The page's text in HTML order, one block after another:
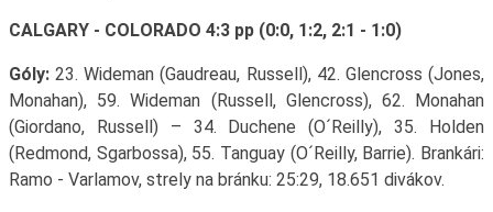
CALGARY - COLORADO 4:3 pp (0:0, 1:2, 2:1 - 1:0)
Góly:23. Wideman (Gaudreau, Russell), 42. Glencross (Jones,
Monahan), 59. Wideman (Russell, Glencross), 62. Monahan
(Giordano, Russell) – 34. Duchene (O´Reilly), 35. Holden
(Redmond, Sgarbossa), 55. Tanguay (O´Reilly, Barrie). Brankári:
Ramo - Varlamov, strely na bránku: 25:29, 18.651 divákov.